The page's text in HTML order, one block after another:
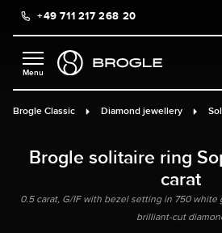
content+49 711 217 268 20
Brogle Classic Diamond jewellery
Brogle solitaire ring
carat
0.5 carat, G/IF with bezel setting in 750 white
brilliant-cut